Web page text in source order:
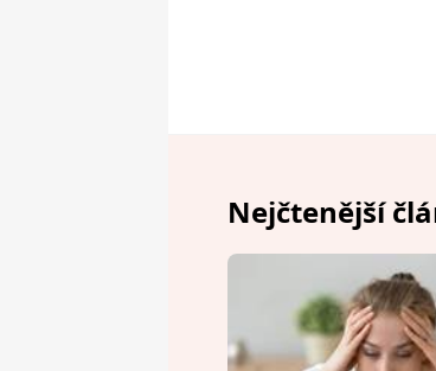
Nejčtenější